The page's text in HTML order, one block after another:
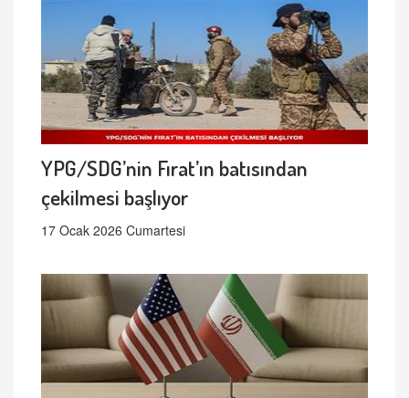
YPG/SDG’nin Fırat’ın batısından
çekilmesi başlıyor
17 Ocak 2026 Cumartesi